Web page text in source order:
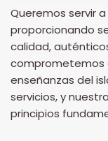
Queremos servir
proporcionando
calidad,
comprometemos
enseñanzas del
servicios, y
principios